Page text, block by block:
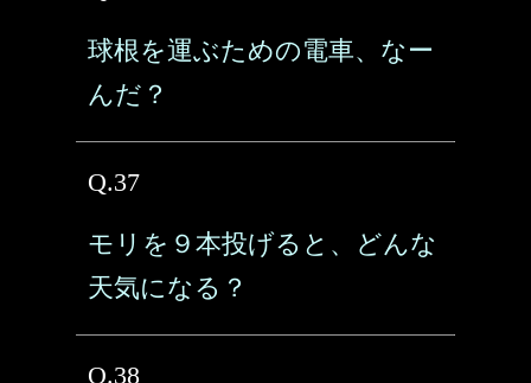
球根を運ぶための電車、なー
んだ？
Q.37
モリを９本投げると、どんな
天気になる？
Q.38